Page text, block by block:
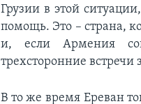
Грузии в этой
помощь. Это – страна,
и, если Армения
трехсторонние встречи
В то же время Ереван